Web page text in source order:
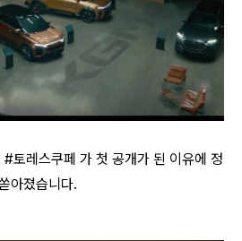
토레스쿠페 가 첫 공개가 된 이유에 정
아졌습니다.